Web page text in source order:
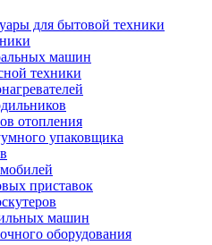
для бытовой техники
машин
техники
отопления
упаковщика
приставок
машин
оборудования